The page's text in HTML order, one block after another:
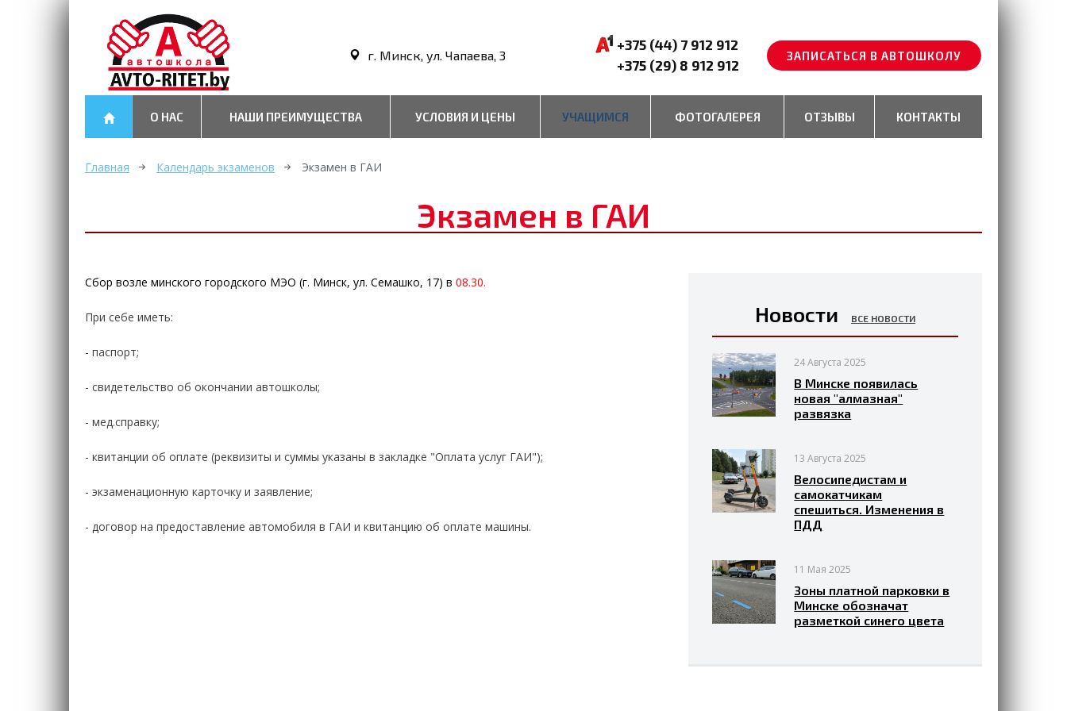
г. Минск, ул. Чапаева, 3
+375 (44) 7 912 912
+375 (29) 8 912 912
ЗАПИСАТЬСЯ В АВТОШКОЛУ
О НАС НАШИ ПРЕИМУЩЕСТВА УСЛОВИЯ И ЦЕНЫ УЧАЩИМСЯ ФОТОГАЛЕРЕЯ ОТЗЫВЫ КОНТАКТЫ
Главная Календарь экзаменов Экзамен в ГАИ
Экзамен в ГАИ
Сбор возле минского городского МЭО (г. Минск, ул. Семашко, 17) в 08.30.
При себе иметь:
- паспорт;
- свидетельство об окончании автошколы;
- мед.справку;
- квитанции об оплате (реквизиты и суммы указаны в закладке "Оплата услуг ГАИ");
- экзаменационную карточку и заявление;
- договор на предоставление автомобиля в ГАИ и квитанцию об оплате машины.
Новости ВСЕ НОВОСТИ
24 Августа 2025
В Минске появилась
новая "алмазная"
развязка
13 Августа 2025
Велосипедистам и
самокатчикам
спешиться. Изменения в
ПДД
11 Мая 2025
Зоны платной парковки в
Минске обозначат
разметкой синего цвета